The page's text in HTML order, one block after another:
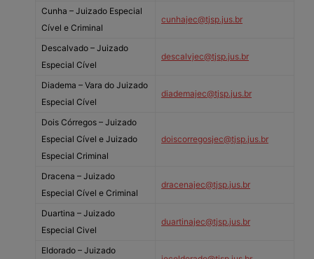
Cunha – Juizado Especial
Cível e Criminal
cunhajec@tjsp.jus.br
Descalvado – Juizado
Especial Cível
descalvjec@tjsp.jus.br
Diadema – Vara do Juizado
Especial Cível
diademajec@tjsp.jus.br
Dois Córregos – Juizado
Especial Cível e Juizado
Especial Criminal
doiscorregosjec@tjsp.jus.br
Dracena – Juizado
Especial Cível e Criminal
dracenajec@tjsp.jus.br
Duartina – Juizado
Especial Civel
duartinajec@tjsp.jus.br
Eldorado – Juizado